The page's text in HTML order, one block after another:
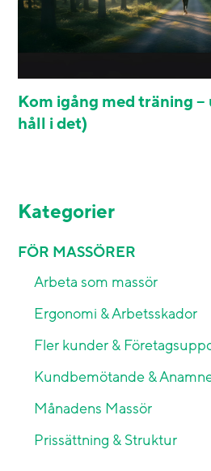
Kom igång med träning –
håll i det)
Kategorier
FÖR MASSÖRER
Arbeta som massör
Ergonomi & Arbetsskador
Fler kunder &
Kundbemötande &
Månadens Massör
Prissättning & Struktur